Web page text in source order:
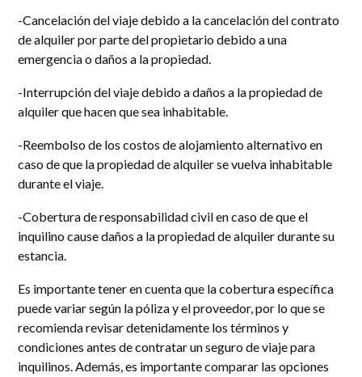
-Cancelación del viaje debido a la cancelación del contrato
de alquiler por parte del propietario debido a una
emergencia o daños a la propiedad.
-Interrupción del viaje debido a daños a la propiedad de
alquiler que hacen que sea inhabitable.
-Reembolso de los costos de alojamiento alternativo en
caso de que la propiedad de alquiler se vuelva inhabitable
durante el viaje.
-Cobertura de responsabilidad civil en caso de que el
inquilino cause daños a la propiedad de alquiler durante su
estancia.
Es importante tener en cuenta que la cobertura específica
puede variar según la póliza y el proveedor, por lo que se
recomienda revisar detenidamente los términos y
condiciones antes de contratar un seguro de viaje para
inquilinos. Además, es importante comparar las opciones